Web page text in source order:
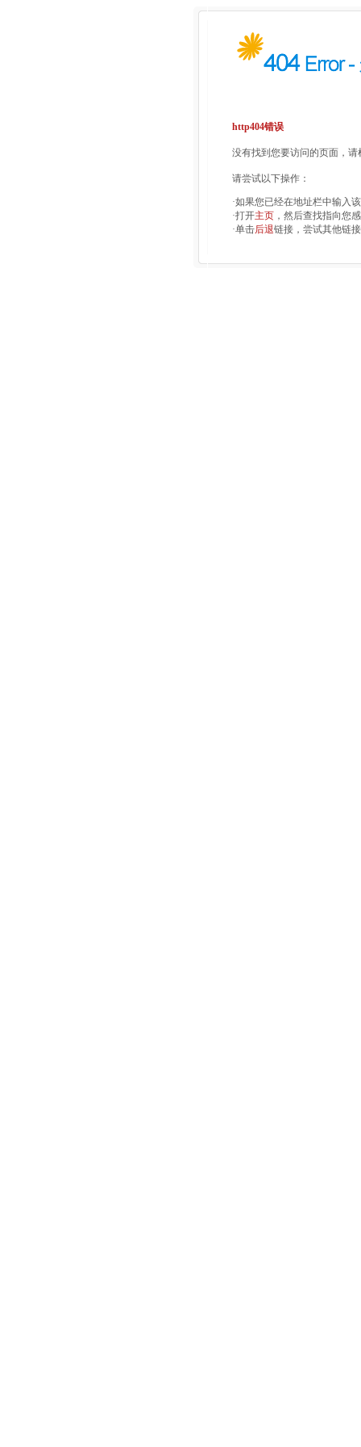
http404错误
没有找到您要访问的页面，
请尝试以下操作：
·如果您已经在地址栏中输入
·打开主页 ，然后查找指向您
·单击后退链接，尝试其他链